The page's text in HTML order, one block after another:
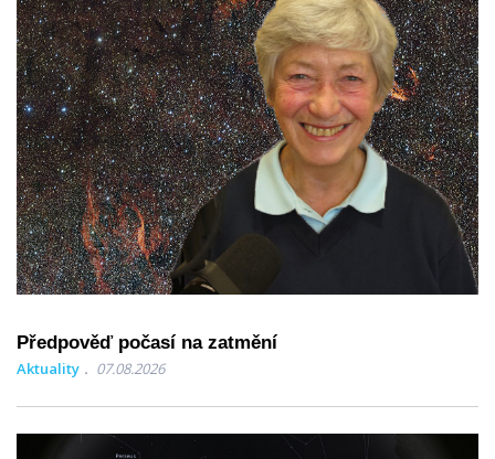
Předpověď počasí na zatmění
Aktuality 07.08.2026